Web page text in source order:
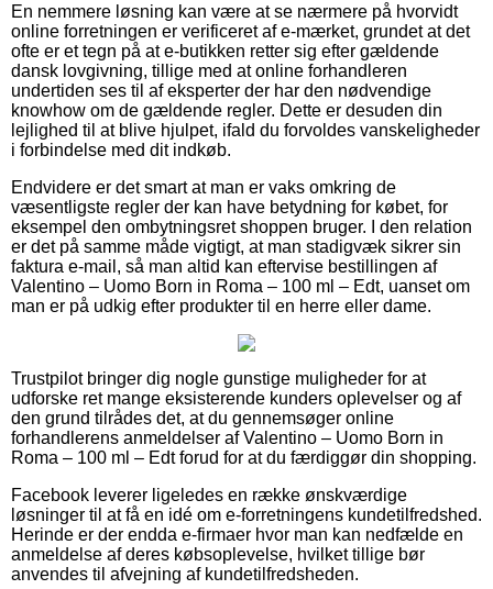
En nemmere løsning kan være at se nærmere på hvorvidt
online forretningen er verificeret af e-mærket, grundet at det
ofte er et tegn på at e-butikken retter sig efter gældende
dansk lovgivning, tillige med at online forhandleren
undertiden ses til af eksperter der har den nødvendige
knowhow om de gældende regler. Dette er desuden din
lejlighed til at blive hjulpet, ifald du forvoldes vanskeligheder
i forbindelse med dit indkøb.
Endvidere er det smart at man er vaks omkring de
væsentligste regler der kan have betydning for købet, for
eksempel den ombytningsret shoppen bruger. I den relation
er det på samme måde vigtigt, at man stadigvæk sikrer sin
faktura e-mail, så man altid kan eftervise bestillingen af
Valentino – Uomo Born in Roma – 100 ml – Edt, uanset om
man er på udkig efter produkter til en herre eller dame.
Trustpilot bringer dig nogle gunstige muligheder for at
udforske ret mange eksisterende kunders oplevelser og af
den grund tilrådes det, at du gennemsøger online
forhandlerens anmeldelser af Valentino – Uomo Born in
Roma – 100 ml – Edt forud for at du færdiggør din shopping.
Facebook leverer ligeledes en række ønskværdige
løsninger til at få en idé om e-forretningens kundetilfredshed.
Herinde er der endda e-firmaer hvor man kan nedfælde en
anmeldelse af deres købsoplevelse, hvilket tillige bør
anvendes til afvejning af kundetilfredsheden.